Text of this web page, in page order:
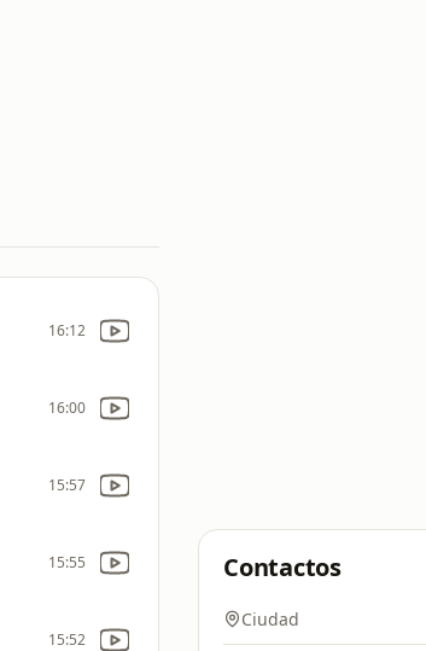
16:12
16:00
15:57
15:55
15:52
Contactos
Ciudad